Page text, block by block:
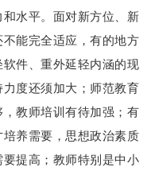
水平。面对新方位、新
能完全适应，有的地方
件、重外延轻内涵的现
度还须加大；师范教育
教师培训有待加强；有
养需要，思想政治素质
提高；教师特别是中小